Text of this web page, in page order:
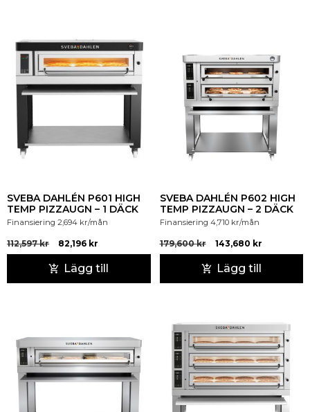
SVEBA DAHLÉN P601 HIGH
TEMP PIZZAUGN – 1 DÄCK
Finansiering 2,694 kr/mån
112,597kr 82,196 kr
Lägg till
SVEBA DAHLÉN P602 HIGH
TEMP PIZZAUGN – 2 DÄCK
Finansiering 4,710 kr/mån
179,600kr 143,680 kr
Lägg till